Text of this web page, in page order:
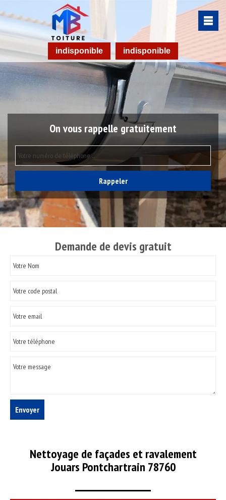
indisponible indisponible
On vous rappelle gratuitement
Demande de devis gratuit
Nettoyage de façades et ravalement
Jouars Pontchartrain 78760